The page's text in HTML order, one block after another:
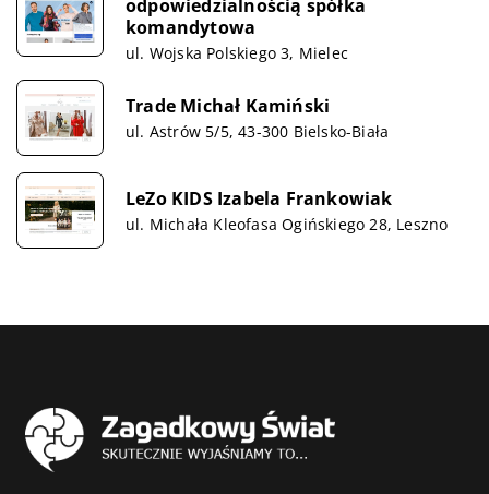
odpowiedzialnością spółka
komandytowa
ul. Wojska Polskiego 3, Mielec
Trade Michał Kamiński
ul. Astrów 5/5, 43-300 Bielsko-Biała
LeZo KIDS Izabela Frankowiak
ul. Michała Kleofasa Ogińskiego 28, Leszno